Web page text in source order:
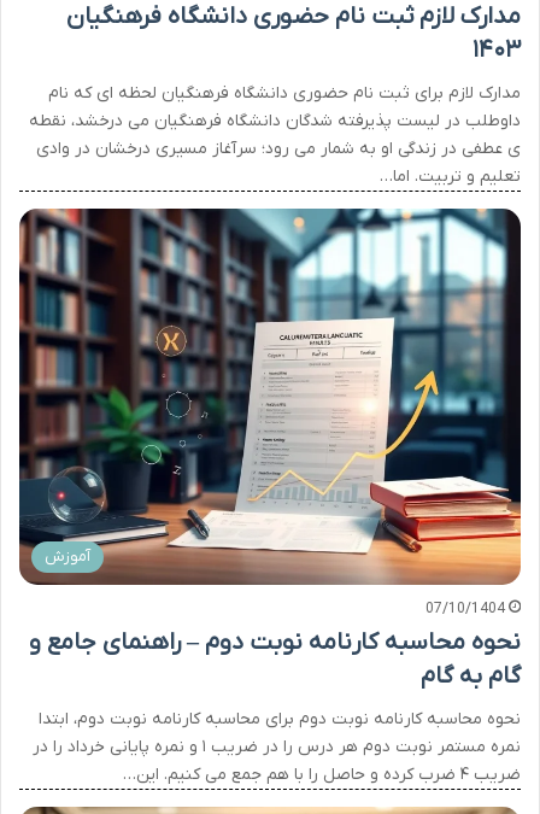
مدارک لازم ثبت نام حضوری دانشگاه فرهنگیان
۱۴۰۳
مدارک لازم برای ثبت نام حضوری دانشگاه فرهنگیان لحظه ای که نام
داوطلب در لیست پذیرفته شدگان دانشگاه فرهنگیان می درخشد، نقطه
ی عطفی در زندگی او به شمار می رود؛ سرآغاز مسیری درخشان در وادی
تعلیم و تربیت. اما…
آموزش
07/10/1404
نحوه محاسبه کارنامه نوبت دوم – راهنمای جامع و
گام به گام
نحوه محاسبه کارنامه نوبت دوم برای محاسبه کارنامه نوبت دوم، ابتدا
نمره مستمر نوبت دوم هر درس را در ضریب ۱ و نمره پایانی خرداد را در
ضریب ۴ ضرب کرده و حاصل را با هم جمع می کنیم. این…